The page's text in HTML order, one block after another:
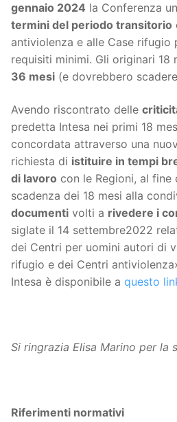
gennaio 2024 la Conferenza
termini del periodo transitorio
antiviolenza e alle Case rifugio
requisiti minimi. Gli originari 18
36 mesi (e dovrebbero
Avendo riscontrato delle
predetta Intesa nei primi 18
concordata attraverso una
richiesta di istituire in tempi
di lavoro con le Regioni, al
scadenza dei 18 mesi alla
documenti volti a rivedere i
siglate il 14 settembre2022
dei Centri per uomini autori di
rifugio e dei Centri
Intesa è disponibile a questo
Si ringrazia Elisa Marino per la
Riferimenti normativi